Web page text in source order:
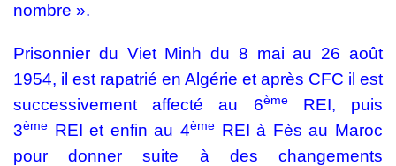
nombre ».
Prisonnier du Viet Minh du 8 mai au 26 août
1954, il est rapatrié en Algérie et après CFC il est
successivement affecté au 6èmeREI, puis
3ème REI et enfin au 4ème REI à Fès au Maroc
pour donner suite à des changements